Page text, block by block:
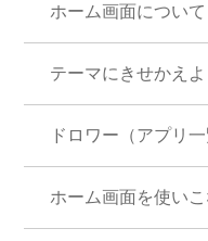
ホーム画面について
テーマにきせかえよ
ドロワー（アプリ
ホーム画面を使いこ